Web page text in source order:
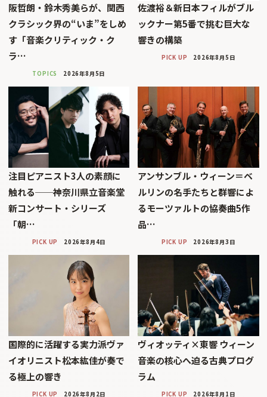
阪哲朗・鈴木秀美らが、関西
クラシック界の“いま”をしめ
す「音楽クリティック・ク
ラ…
TOPICS 2026年8月5日
佐渡裕＆新日本フィルがブル
ックナー第5番で挑む巨大な
響きの構築
PICK UP 2026年8月5日
注目ピアニスト3人の素顔に
触れる──神奈川県立音楽堂
新コンサート・シリーズ
「朝…
PICK UP 2026年8月4日
アンサンブル・ウィーン＝ベ
ルリンの名手たちと群響によ
るモーツァルトの協奏曲5作
品…
PICK UP 2026年8月3日
国際的に活躍する実力派ヴァ
イオリニスト松本紘佳が奏で
る極上の響き
PICK UP 2026年8月2日
ヴィオッティ×東響 ウィーン
音楽の核心へ迫る古典プログ
ラム
PICK UP 2026年8月1日